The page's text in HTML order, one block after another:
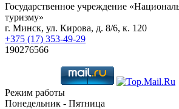
Государственное учреждение
туризму»
г. Минск, ул. Кирова, д. 8/6, к. 120
+375 (17) 353-49-29
190276566
Режим работы
Понедельник - Пятница